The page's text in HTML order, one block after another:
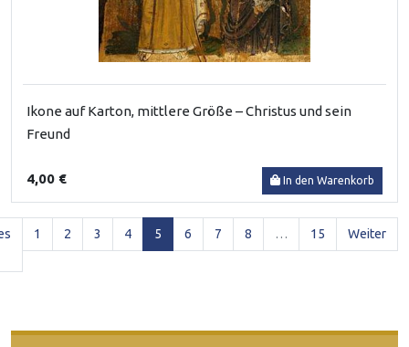
Ikone auf Karton, mittlere Größe – Christus und sein
Freund
4,00 € In den Warenkorb
1 2 3 4 5 (current)
6 7 8 … 15 Weiter